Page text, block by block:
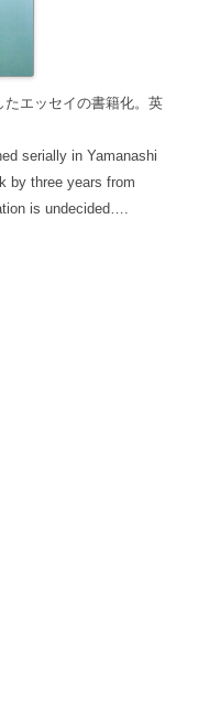
たエッセイの書籍化。英
serially in Yamanashi
by three years from
is undecided….